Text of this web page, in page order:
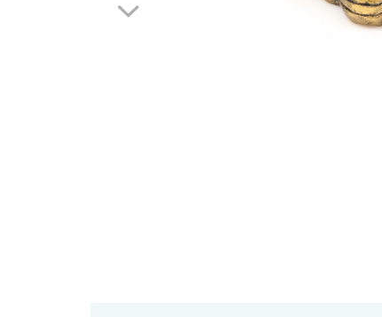
Felicitari din lemn